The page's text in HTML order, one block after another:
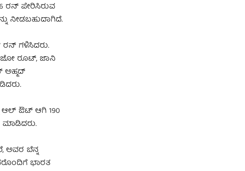
ರನ್ ಪೇರಿಸಿರುವ
ನೀಡಬಹುದಾಗಿದೆ.
ರನ್ ಗಳಿಸಿದರು.
ಜೋ ರೂಟ್, ಜಾನಿ
ಅಹ್ಮದ್
ಆಲ್ ಔಟ್ ಆಗಿ 190
ಮಾಡಿದರು.
ಅವರ ಬೆನ್ನ
ಭಾರತ